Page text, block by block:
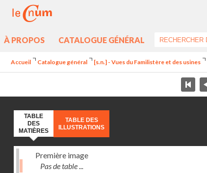
À PROPOS CATALOGUE GÉNÉRAL
Accueil Catalogue général [s.n.] - Vues du Familistère et des usines
TABLE
DES
MATIÈRES
TABLE DES
ILLUSTRATIONS
Première image
Pas de table ...